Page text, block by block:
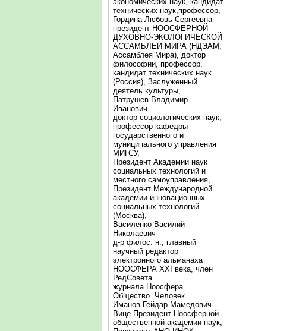
технических наук,профессор,
Гордина Любовь Сергеевна-
президент НООСФЕРНОЙ
ДУХОВНО-ЭКОЛОГИЧЕСКОЙ
АССАМБЛЕИ МИРА (НДЭАМ,
Ассамблея Мира), доктор
философии, профессор,
кандидат технических наук
(Россия), Заслуженный
деятель культуры,
Патрушев Владимир
Иванович –
доктор социологических наук,
профессор кафедры
государственного и
муниципального управления
МИГСУ,
Президент Академии наук
социальных технологий и
местного самоуправления,
Президент Международной
академии инновационных
социальных технологий
(Москва),
Василенко Василий
Николаевич-
д-р филос. н., главный
научный редактор
электронного альманаха
НООСФЕРА XXI века, член
РедСовета
журнала Ноосфера.
Общество. Человек.
Иманов Гейдар Мамедович-
Вице-Президент Ноосферной
общественной академии наук,